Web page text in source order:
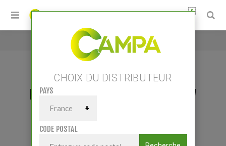
0
Phare de travail LED carré 42W 3780lm
PHARE DE TRAVAIL LED CARRÉ 42W
CHOIX DU DISTRIBUTEUR
PAYS
CODE POSTAL